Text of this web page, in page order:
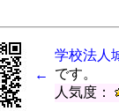
28回～33回
３Ｂベビーマ
「ポニーと
←
学校法人
です。
人気度：